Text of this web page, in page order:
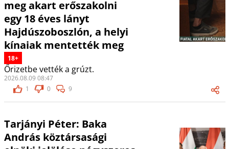
meg akart erőszakolni
egy 18 éves lányt
Hajdúszoboszlón, a helyi
kínaiak mentették meg
18+
Őrizetbe vették a grúzt.
2026.08.09 08:47
1
0 9
Tarjányi Péter: Baka
András köztársasági